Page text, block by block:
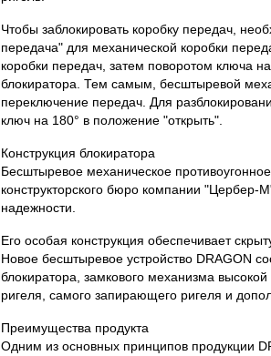
Чтобы заблокировать коробку передач,
передача" для механической коробки
коробки передач, затем поворотом ключа
блокиратора. Тем самым, бесштыревой
переключение передач. Для
ключ на 180° в положение "открыть".
Конструкция блокиратора
Бесштыревое механическое
конструкторского бюро компании
надежности.
Его особая конструкция обеспечивает
Новое бесштыревое устройство DRAGON
блокиратора, замкового механизма
ригеля, самого запирающего ригеля и
Преимущества продукта
Одним из основных принципов продукции